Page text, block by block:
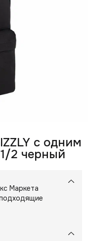
с одним
2 черный
Маркета